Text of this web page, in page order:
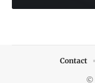
©
Contact